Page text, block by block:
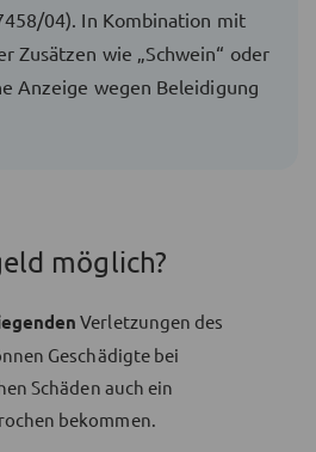
04). In Kombination mit
Zusätzen wie „Schwein“ oder
Anzeige wegen Beleidigung
möglich?
Verletzungen des
Geschädigte bei
Schäden auch ein
bekommen.